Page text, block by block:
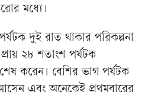
মধ্যে।
দুই রাত থাকার পরিকল্পনা
২৮ শতাংশ পর্যটক
করেন। বেশির ভাগ পর্যটক